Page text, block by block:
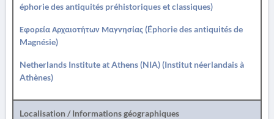
éphorie des antiquités préhistoriques et classiques)
Εφορεία Αρχαιοτήτων Μαγνησίας (Éphorie des antiquités de
Magnésie)
Netherlands Institute at Athens (NIA) (Institut néerlandais à
Athènes)
Localisation / Informations géographiques